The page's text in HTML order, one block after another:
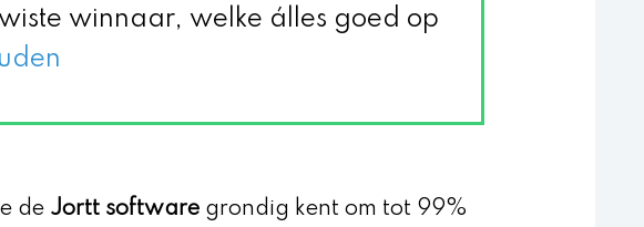
winnaar, welke álles goed op
de Jortt software grondig kent om tot 99%